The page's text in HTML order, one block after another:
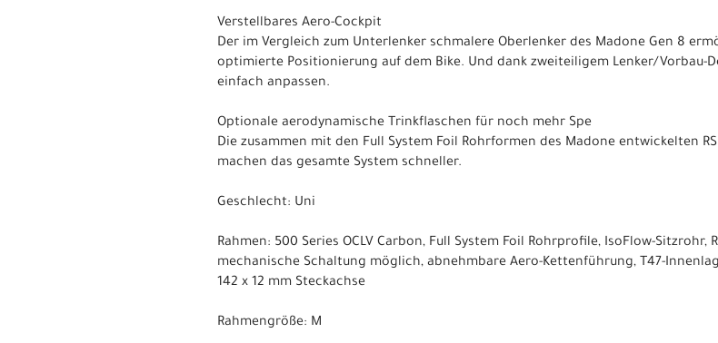
Verstellbares Aero-Cockpit
Der im Vergleich zum Unterlenker schmalere Oberlenker des Madone Gen 8
optimierte Positionierung auf dem Bike. Und dank zweiteiligem Lenker/Vorbau-
einfach anpassen.
Optionale aerodynamische Trinkflaschen für noch mehr Spe
Die zusammen mit den Full System Foil Rohrformen des Madone entwickelten
machen das gesamte System schneller.
Geschlecht: Uni
Rahmen: 500 Series OCLV Carbon, Full System Foil Rohrprofile, IsoFlow-Sitzrohr,
mechanische Schaltung möglich, abnehmbare Aero-Kettenführung, T47-
142 x 12 mm Steckachse
Rahmengröße: M